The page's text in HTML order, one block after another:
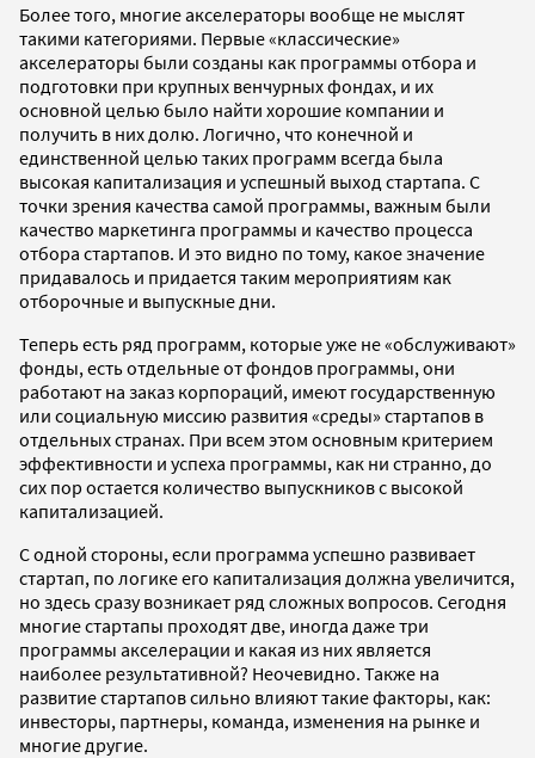
Более того, многие акселераторы вообще не мыслят
такими категориями. Первые «классические»
акселераторы были созданы как программы отбора и
подготовки при крупных венчурных фондах, и их
основной целью было найти хорошие компании и
получить в них долю. Логично, что конечной и
единственной целью таких программ всегда была
высокая капитализация и успешный выход стартапа. С
точки зрения качества самой программы, важным были
качество маркетинга программы и качество процесса
отбора стартапов. И это видно по тому, какое значение
придавалось и придается таким мероприятиям как
отборочные и выпускные дни.
Теперь есть ряд программ, которые уже не «обслуживают»
фонды, есть отдельные от фондов программы, они
работают на заказ корпораций, имеют государственную
или социальную миссию развития «среды» стартапов в
отдельных странах. При всем этом основным критерием
эффективности и успеха программы, как ни странно, до
сих пор остается количество выпускников с высокой
капитализацией.
С одной стороны, если программа успешно развивает
стартап, по логике его капитализация должна увеличится,
но здесь сразу возникает ряд сложных вопросов. Сегодня
многие стартапы проходят две, иногда даже три
программы акселерации и какая из них является
наиболее результативной? Неочевидно. Также на
развитие стартапов сильно влияют такие факторы, как:
инвесторы, партнеры, команда, изменения на рынке и
многие другие.